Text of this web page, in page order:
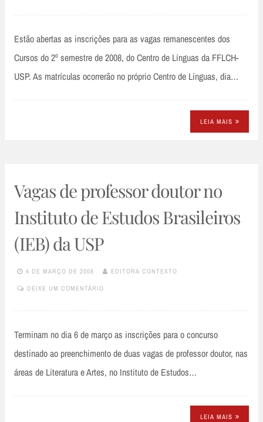
Estão abertas as inscrições para as vagas remanescentes dos
Cursos do 2º semestre de 2008, do Centro de Línguas da FFLCH-
USP. As matrículas ocorrerão no próprio Centro de Línguas, dia…
LEIA MAIS
Vagas de professor doutor no
Instituto de Estudos Brasileiros
(IEB) da USP
4 DE MARÇO DE 2008 EDITORA CONTEXTO
DEIXE UM COMENTÁRIO
Terminam no dia 6 de março as inscrições para o concurso
destinado ao preenchimento de duas vagas de professor doutor, nas
áreas de Literatura e Artes, no Instituto de Estudos…
LEIA MAIS